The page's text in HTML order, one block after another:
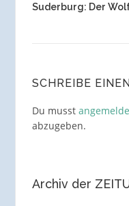
Suderburg: Der
SCHREIBE
Du musst
abzugeben.
Archiv der